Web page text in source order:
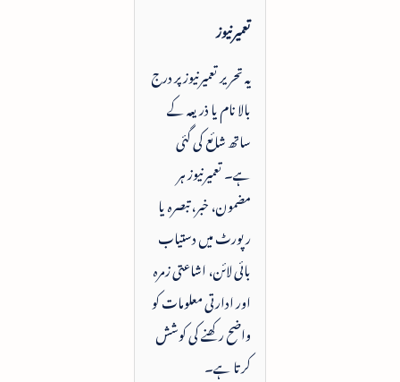
تعمیرنیوز
یہ تحریر تعمیرنیوز پر درج
بالا نام یا ذریعہ کے
ساتھ شائع کی گئی
ہے۔ تعمیرنیوز ہر
مضمون، خبر، تبصرہ یا
رپورٹ میں دستیاب
بائی لائن، اشاعتی زمرہ
اور ادارتی معلومات کو
واضح رکھنے کی کوشش
کرتا ہے۔